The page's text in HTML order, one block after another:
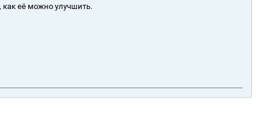
как её можно улучшить.